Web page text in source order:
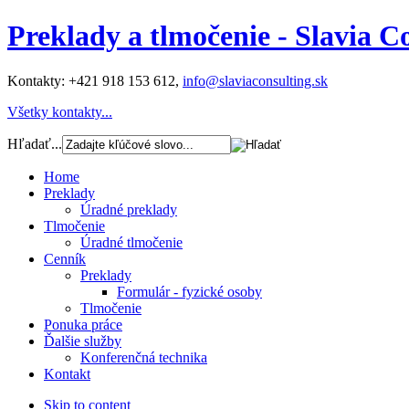
Preklady a tlmočenie - Slavia
Kontakty: +421 918 153 612, info@slaviaconsulting.sk
Všetky kontakty...
Hľadať...
Home
Preklady
Úradné preklady
Tlmočenie
Úradné tlmočenie
Cenník
Preklady
Formulár - fyzické osoby
Tlmočenie
Ponuka práce
Ďalšie služby
Konferenčná technika
Kontakt
Skip to content